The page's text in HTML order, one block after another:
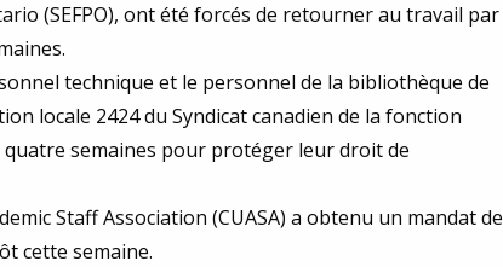
(SEFPO), ont été forcés de retourner au travail par
technique et le personnel de la bibliothèque de
locale 2424 du Syndicat canadien de la fonction
quatre semaines pour protéger leur droit de
Staff Association (CUASA) a obtenu un mandat de
cette semaine.